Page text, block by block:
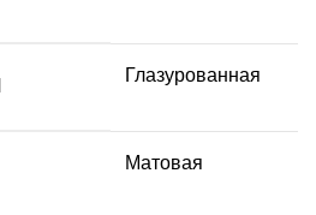
Глазурованная
Матовая